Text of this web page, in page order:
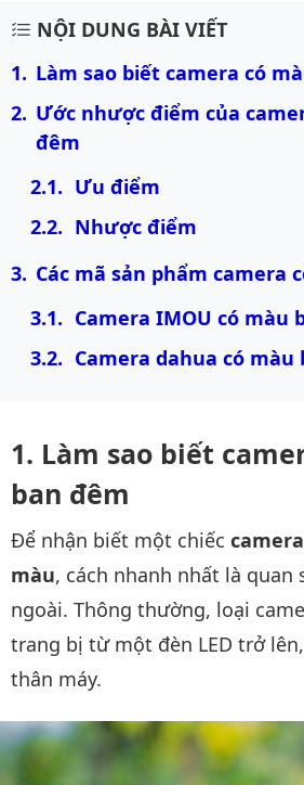
Nội dung bài viết
NỘI DUNG BÀI VIẾT
Làm sao biết camera có
Ước nhược điểm của
đêm
Ưu điểm
Nhược điểm
Các mã sản phẩm camera
Camera IMOU có màu
Camera dahua có màu
Làm sao biết
ban đêm
Để nhận biết một chiếc
màu, cách nhanh nhất là quan
ngoài. Thông thường, loại
trang bị từ một đèn LED trở
thân máy.